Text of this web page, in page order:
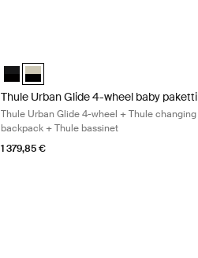
Thule Urban Glide 4-wheel baby
Thule Urban Glide 4-wheel baby
Thule Urban Glide 4-wheel baby paketti
Thule Urban Glide 4-wheel + Thule changing
backpack + Thule bassinet
1 379,85 €